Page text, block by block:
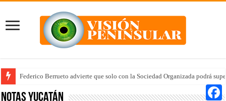
Federico Berrueto advierte que solo con la Sociedad Organizada podrá
Notas Yucatán